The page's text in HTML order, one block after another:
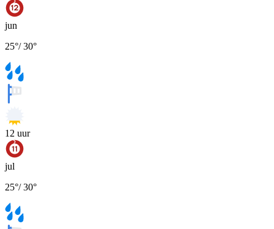
jun
25°/30°
12 uur
jul
25°/30°